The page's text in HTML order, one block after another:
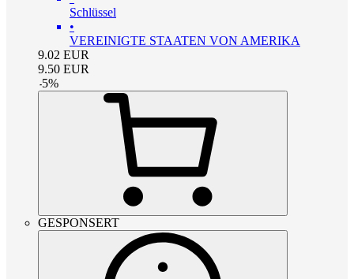
Schlüssel
•
VEREINIGTE STAATEN VON AMERIKA
9.02 EUR
9.50 EUR
-5%
GESPONSERT